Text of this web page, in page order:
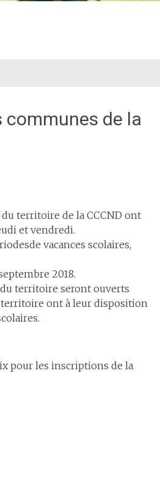
communes de la
territoire de la CCCND ont
et vendredi.
vacances scolaires,
2018.
territoire seront ouverts
territoire ont à leur disposition
pour les inscriptions de la